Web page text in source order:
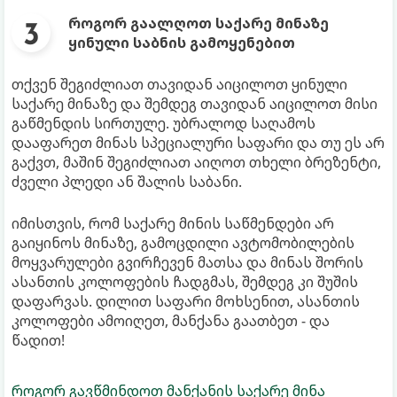
როგორ გაალღოთ საქარე მინაზე
ყინული საბნის გამოყენებით
თქვენ შეგიძლიათ თავიდან აიცილოთ ყინული
საქარე მინაზე და შემდეგ თავიდან აიცილოთ მისი
გაწმენდის სირთულე. უბრალოდ საღამოს
დააფარეთ მინას სპეციალური საფარი და თუ ეს არ
გაქვთ, მაშინ შეგიძლიათ აიღოთ თხელი ბრეზენტი,
ძველი პლედი ან შალის საბანი.
იმისთვის, რომ საქარე მინის საწმენდები არ
გაიყინოს მინაზე, გამოცდილი ავტომობილების
მოყვარულები გვირჩევენ მათსა და მინას შორის
ასანთის კოლოფების ჩადგმას, შემდეგ კი შუშის
დაფარვას. დილით საფარი მოხსენით, ასანთის
კოლოფები ამოიღეთ, მანქანა გაათბეთ - და
წადით!
როგორ გავწმინდოთ მანქანის საქარე მინა